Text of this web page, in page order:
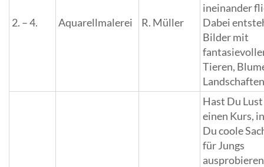
2. – 4. Aquarellmalerei R. Müller
ineinander
Dabei
Bilder mit
Tieren,
Hast Du
einen Kurs,
Du coole
für Jungs
ausprobieren